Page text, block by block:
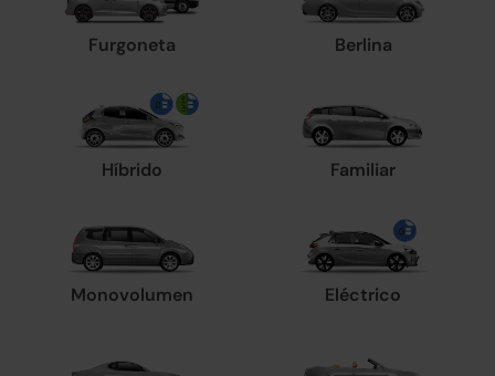
Furgoneta Berlina
Híbrido Familiar
Monovolumen Eléctrico